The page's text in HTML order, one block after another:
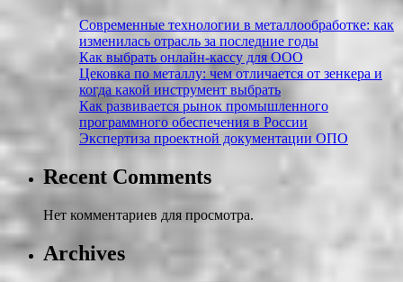
Современные технологии в металлообработке: как
изменилась отрасль за последние годы
Как выбрать онлайн-кассу для ООО
Цековка по металлу: чем отличается от зенкера и
когда какой инструмент выбрать
Как развивается рынок промышленного
программного обеспечения в России
Экспертиза проектной документации ОПО
Recent Comments
Нет комментариев для просмотра.
Archives